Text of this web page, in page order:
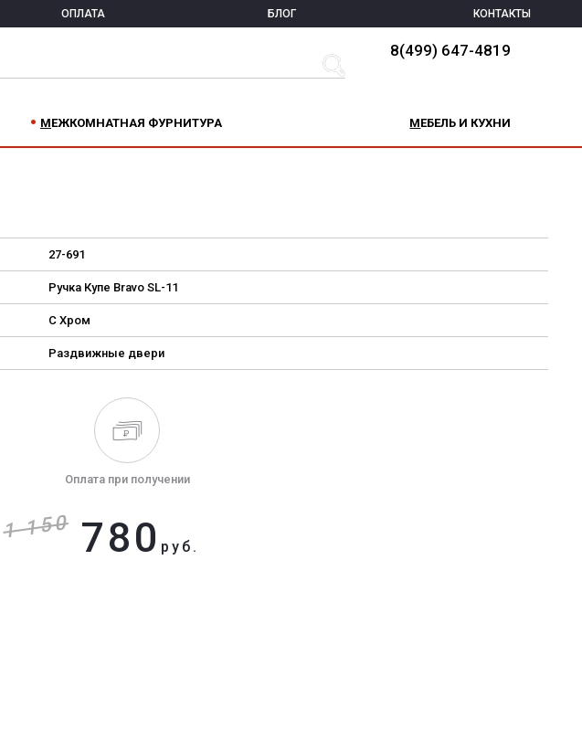
ОПЛАТА БЛОГ КОНТАКТЫ
8(499) 647-4819
МЕЖКОМНАТНАЯ ФУРНИТУРА МЕБЕЛЬ И КУХНИ
27-691
Ручка Купе Bravo SL-11
C Хром
Раздвижные двери
Оплата при получении
1 150 780 руб.